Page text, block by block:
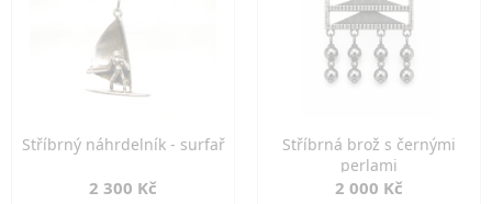
Stříbrný náhrdelník - surfař
2 300 Kč
Stříbrná brož s černými
perlami
2 000 Kč